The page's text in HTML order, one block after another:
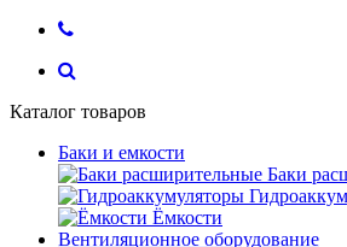
Каталог товаров
Баки и емкости
Баки
Ёмкости
Вентиляционное оборудование